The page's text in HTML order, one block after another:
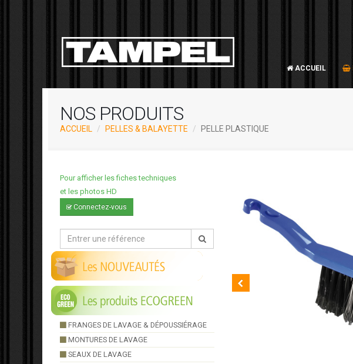
ACCUEIL
NOS PRODUITS
ACCUEIL PELLES & BALAYETTE PELLE PLASTIQUE
Pour afficher les fiches techniques
et les photos HD
Connectez-vous
FRANGES DE LAVAGE & DÉPOUSSIÉRAGE
MONTURES DE LAVAGE
SEAUX DE LAVAGE